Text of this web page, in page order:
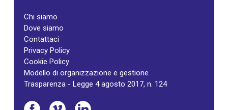
Chi siamo
Dove siamo
Contattaci
Privacy Policy
Cookie Policy
Modello di organizzazione e gestione
Trasparenza - Legge 4 agosto 2017, n. 124